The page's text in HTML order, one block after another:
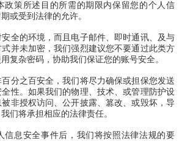
政策所述目的所需的期限内保留您的个人信
或受到法律的允许。
安全的环境，而且电子邮件、即时通讯、及与
并未加密，我们强烈建议您不要通过此类方
复杂密码，协助我们保证您的账号安全。
百分之百安全，我们将尽力确保或担保您发送
性。如果我们的物理、技术、或管理防护设
非授权访问、公开披露、篡改、或毁坏，导
们将承担相应的法律责任。
信息安全事件后，我们将按照法律法规的要